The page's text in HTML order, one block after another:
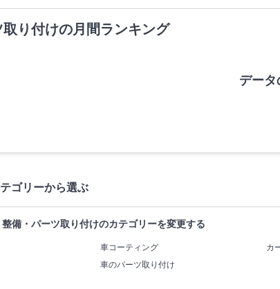
り付けの月間ランキング
データ
ゴリーから選ぶ
備・パーツ取り付けのカテゴリーを変更する
車コーティング カ
車のパーツ取り付け